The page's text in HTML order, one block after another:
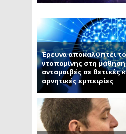
Έρευνα αποκαλύπτει
ντοπαμίνης στη
ανταμοιβές σε θετικές
αρνητικές εμπειρίες